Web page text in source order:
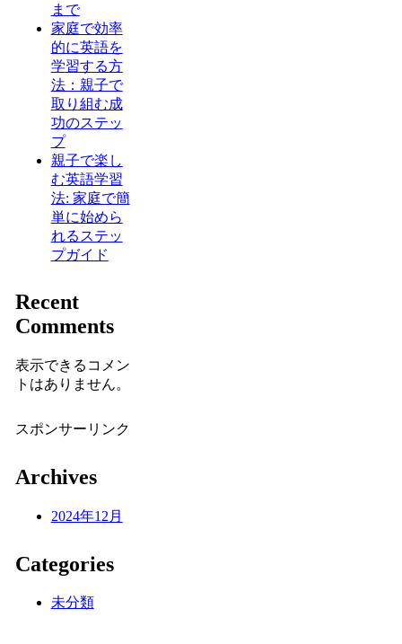
まで
家庭で効率
的に英語を
学習する方
法：親子で
取り組む成
功のステッ
プ
親子で楽し
む英語学習
法: 家庭で簡
単に始めら
れるステッ
プガイド
Recent
Comments
表示できるコメン
トはありません。
スポンサーリンク
Archives
2024年12月
Categories
未分類